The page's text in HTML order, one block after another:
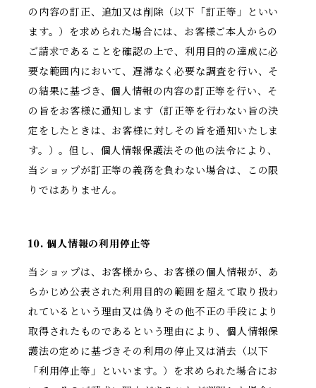
の内容の訂正、追加又は削除（以下「訂正等」といい
ます。）を求められた場合には、お客様ご本人からの
ご請求であることを確認の上で、利用目的の達成に必
要な範囲内において、遅滞なく必要な調査を行い、そ
の結果に基づき、個人情報の内容の訂正等を行い、そ
の旨をお客様に通知します（訂正等を行わない旨の決
定をしたときは、お客様に対しその旨を通知いたしま
す。）。但し、個人情報保護法その他の法令により、
当ショップが訂正等の義務を負わない場合は、この限
りではありません。
10. 個人情報の利用停止等
当ショップは、お客様から、お客様の個人情報が、あ
らかじめ公表された利用目的の範囲を超えて取り扱わ
れているという理由又は偽りその他不正の手段により
取得されたものであるという理由により、個人情報保
護法の定めに基づきその利用の停止又は消去（以下
「利用停止等」といいます。）を求められた場合にお